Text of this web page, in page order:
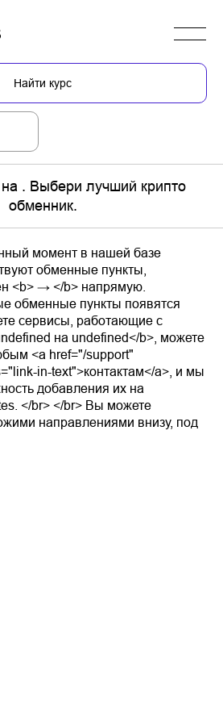
Найти курс
. Выбери лучший крипто
обменник.
момент в нашей базе
обменные пункты,
<b> → </b> напрямую.
обменные пункты появятся
сервисы, работающие с
на undefined</b>, можете
<a href="/support"
in-text">контактам</a>, и мы
добавления их на
</br> </br> Вы можете
направлениями внизу, под